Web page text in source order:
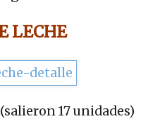
LECHE
17 unidades)